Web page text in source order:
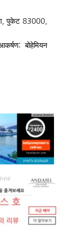
पुकेट 83000,
बोहेमियन